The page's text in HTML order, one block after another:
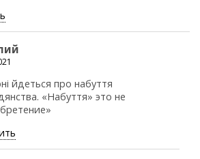
йдеться про набуття
«Набуття» это не